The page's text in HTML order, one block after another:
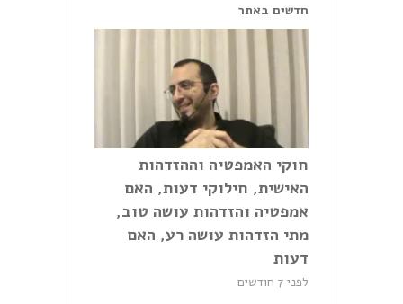
חדשים באתר
חוקי האמפטיה וההזדהות
האישית, חילוקי דעות, האם
אמפטיה והזדהות עושה טוב,
מתי הזדהות עושה רע, האם
דעות
לפני 7 חודשים